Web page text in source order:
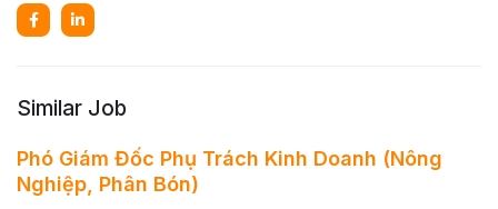
Similar Job
Phó Giám Đốc Phụ Trách Kinh Doanh (Nông
Nghiệp, Phân Bón)